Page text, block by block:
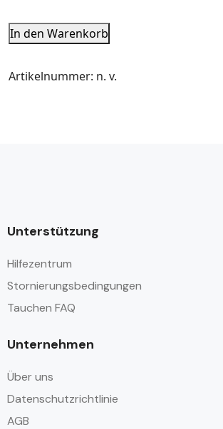
In den Warenkorb
Artikelnummer: n. v.
Unterstützung
Hilfezentrum
Stornierungsbedingungen
Tauchen FAQ
Unternehmen
Über uns
Datenschutzrichtlinie
AGB